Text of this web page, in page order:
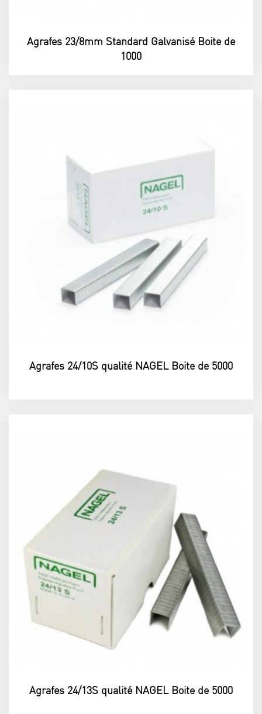
Agrafes 23/8mm Standard Galvanisé Boite de
1000
Agrafes 24/10S qualité NAGEL Boite de 5000
Agrafes 24/13S qualité NAGEL Boite de 5000